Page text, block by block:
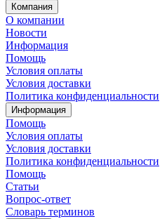
Компания
О компании
Новости
Информация
Помощь
Условия оплаты
Условия доставки
Политика конфиденциальности
Информация
Помощь
Условия оплаты
Условия доставки
Политика конфиденциальности
Помощь
Статьи
Вопрос-ответ
Словарь терминов